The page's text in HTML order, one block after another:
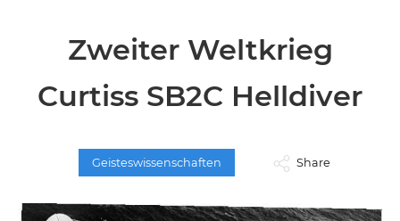
Zweiter Weltkrieg
Curtiss SB2C Helldiver
Geisteswissenschaften Share